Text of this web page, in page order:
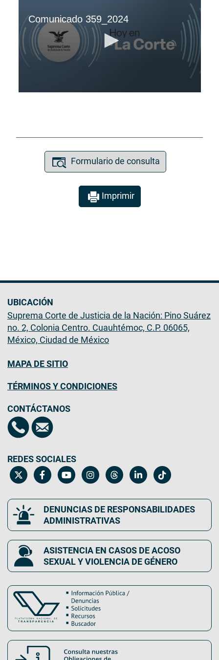
Formulario de consulta
Imprimir
UBICACIÓN
Suprema Corte de Justicia de la Nación: Pino Suárez
no. 2, Colonia Centro. Cuauhtémoc, C.P. 06065,
México, Ciudad de México
MAPA DE SITIO
TÉRMINOS Y CONDICIONES
CONTÁCTANOS
REDES SOCIALES
DENUNCIAS DE RESPONSABILIDADES
ADMINISTRATIVAS
ASISTENCIA EN CASOS DE ACOSO
SEXUAL Y VIOLENCIA DE GÉNERO